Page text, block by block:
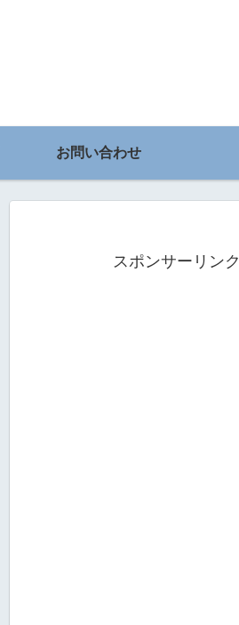
お問い合わせ
スポンサーリンク